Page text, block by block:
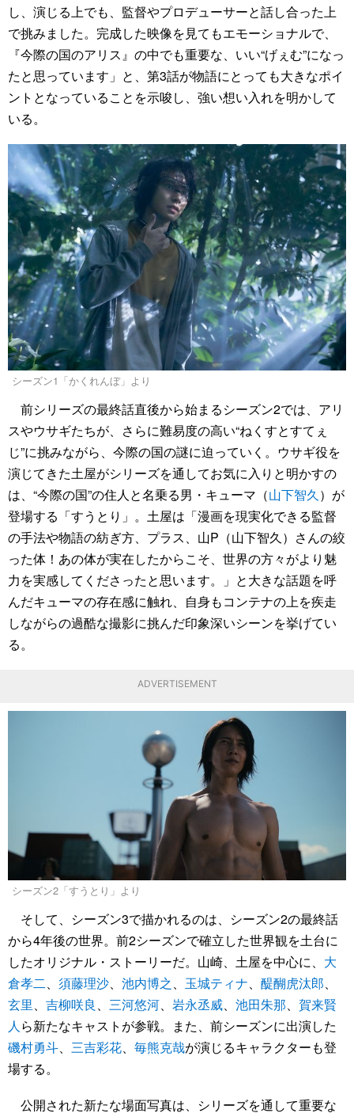
し、演じる上でも、監督やプロデューサーと話し合った上
で挑みました。完成した映像を見てもエモーショナルで、
『今際の国のアリス』の中でも重要な、いい“げぇむ”になっ
たと思っています」と、第3話が物語にとっても大きなポイ
ントとなっていることを示唆し、強い想い入れを明かして
いる。
シーズン1「かくれんぼ」より
前シリーズの最終話直後から始まるシーズン2では、アリ
スやウサギたちが、さらに難易度の高い“ねくすとすてぇ
じ”に挑みながら、今際の国の謎に迫っていく。ウサギ役を
演じてきた土屋がシリーズを通してお気に入りと明かすの
は、“今際の国”の住人と名乗る男・キューマ（山下智久）が
登場する「すうとり」。土屋は「漫画を現実化できる監督
の手法や物語の紡ぎ方、プラス、山P（山下智久）さんの絞
った体！あの体が実在したからこそ、世界の方々がより魅
力を実感してくださったと思います。」と大きな話題を呼
んだキューマの存在感に触れ、自身もコンテナの上を疾走
しながらの過酷な撮影に挑んだ印象深いシーンを挙げてい
る。
ADVERTISEMENT
シーズン2「すうとり」より
そして、シーズン3で描かれるのは、シーズン2の最終話
から4年後の世界。前2シーズンで確立した世界観を土台に
したオリジナル・ストーリーだ。山崎、土屋を中心に、 大
倉孝二、 須藤理沙、 池内博之、 玉城ティナ、 醍醐虎汰郎、
玄里、 吉柳咲良 、 三河悠河、 岩永丞威、 池田朱那、 賀来賢
人ら新たなキャストが参戦。また、前シーズンに出演した
磯村勇斗、 三吉彩花、 毎熊克哉が演じるキャラクターも登
場する。
公開された新たな場面写真は、シリーズを通して重要な